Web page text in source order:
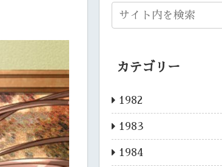
カテゴリー
1982
1983
1984